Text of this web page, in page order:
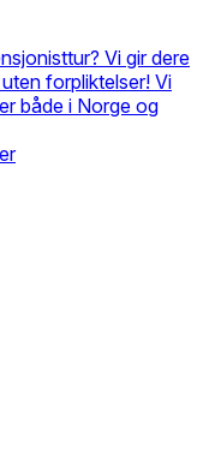
Vi gir dere
forpliktelser! Vi
både i Norge og